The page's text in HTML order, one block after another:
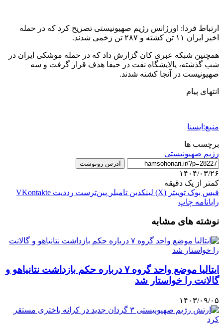
ارتباط فردا: اورژانس رژیم صهیونیستی تصریح کرد که در حمله
اخیر ایران ۱۱ تن کشته و ۲۸۷ تن زخمی شدند.
همچنین شبکه عبری کان گزارش داد که در حمله موشکی ایران در
شب گذشته، پالایشگاه نفت در حیفا هدف قرار گرفت و سه
صهیونیست در آنجا کشته شدند.
انتهای پیام
منبع:ایسنا
برچسب ها
رژيم صهيونيستی
آدرس رونوشت
۱۴۰۴/۰۳/۲۶
کمتر از یک دقیقه
فیس بوک توییتر (X) لینکدین ‫تامبلر ‫پین‌ترست ‫رددیت ‫VKontakte
رایانامه چاپ
نوشته های مشابه
ایتالیا موضع واحد گروه ۷ درباره حکم بازداشت نتانیاهو و
گالانت را خواستار شد
۱۴۰۳/۰۹/۰۵